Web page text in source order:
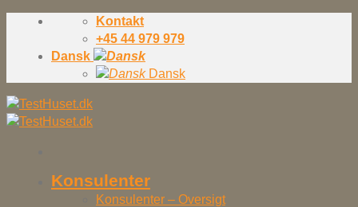
content
Kontakt
+45 44 979 979
Dansk
Dansk
Konsulenter
Konsulenter – Oversigt